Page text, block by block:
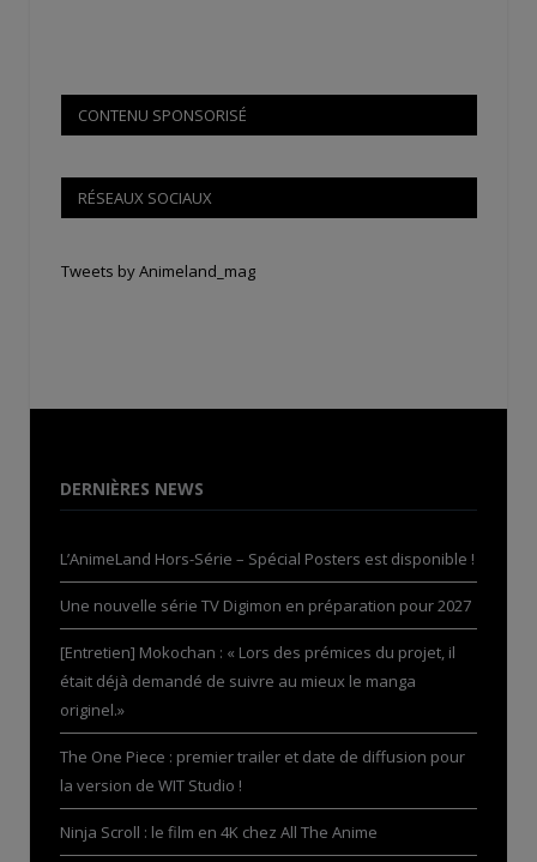
CONTENU SPONSORISÉ
RÉSEAUX SOCIAUX
Tweets by Animeland_mag
DERNIÈRES NEWS
L’AnimeLand Hors-Série – Spécial Posters est disponible !
Une nouvelle série TV Digimon en préparation pour 2027
[Entretien] Mokochan : « Lors des prémices du projet, il
était déjà demandé de suivre au mieux le manga
originel.»
The One Piece : premier trailer et date de diffusion pour
la version de WIT Studio !
Ninja Scroll : le film en 4K chez All The Anime